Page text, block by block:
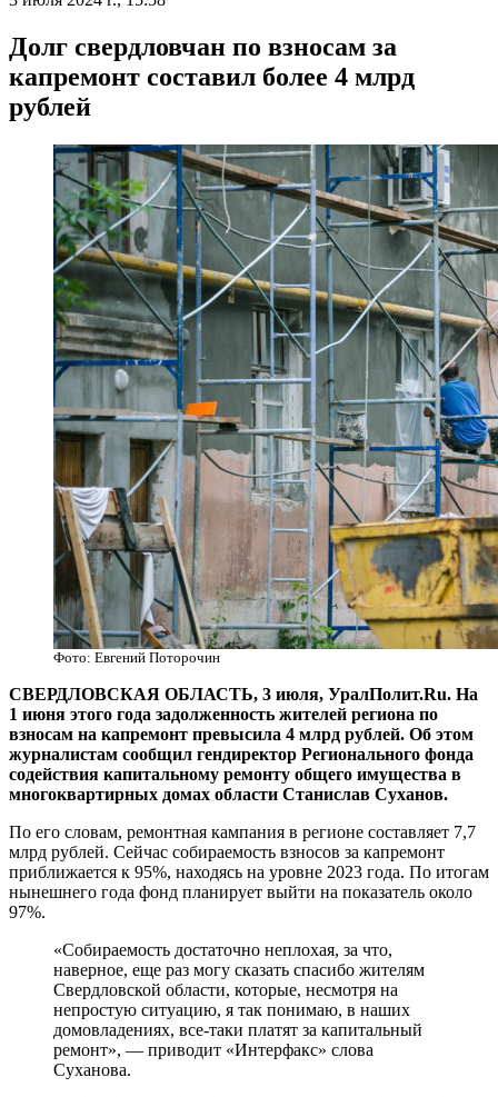
Долг свердловчан по взносам за
капремонт составил более 4 млрд
рублей
Фото: Евгений Поторочин
СВЕРДЛОВСКАЯ ОБЛАСТЬ, 3 июля, УралПолит.Ru. На
1 июня этого года задолженность жителей региона по
взносам на капремонт превысила 4 млрд рублей. Об этом
журналистам сообщил гендиректор Регионального фонда
содействия капитальному ремонту общего имущества в
многоквартирных домах области Станислав Суханов.
По его словам, ремонтная кампания в регионе составляет 7,7
млрд рублей. Сейчас собираемость взносов за капремонт
приближается к 95%, находясь на уровне 2023 года. По итогам
нынешнего года фонд планирует выйти на показатель около
97%.
«Собираемость достаточно неплохая, за что,
наверное, еще раз могу сказать спасибо жителям
Свердловской области, которые, несмотря на
непростую ситуацию, я так понимаю, в наших
домовладениях, все-таки платят за капитальный
ремонт», — приводит «Интерфакс» слова
Суханова.